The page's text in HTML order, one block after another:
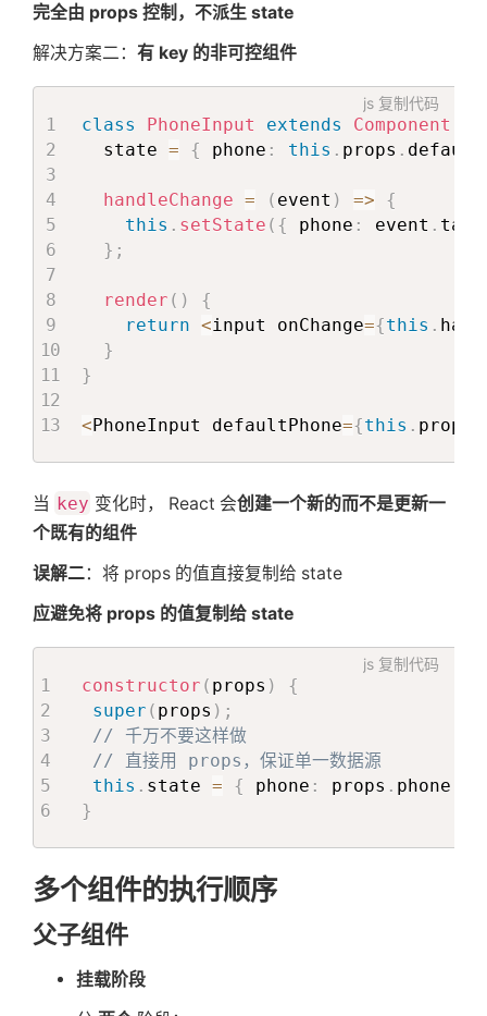
完全由 props 控制，不派生 state
解决方案二： 有 key 的非可控组件
js 复制代码
class PhoneInput extends Component
  state
= { phone : this . props .
handleChange = ( event ) =>
{
this . setState ( { phone : event .
} ;
render ( )
{
return <input onChange={this .
}
}
<PhoneInput defaultPhone={this . props
当 key 变化时， React 会创建一个新的而不是更新一
个既有的组件
误解二：将 props 的值直接复制给 state
应避免将 props 的值复制给 state
js 复制代码
constructor ( props )
{
super ( props ) ;
// 千万不要这样做
// 直接用 props，保证单一数据源
this . state = { phone : props . phone
}
多个组件的执行顺序
父子组件
挂载阶段